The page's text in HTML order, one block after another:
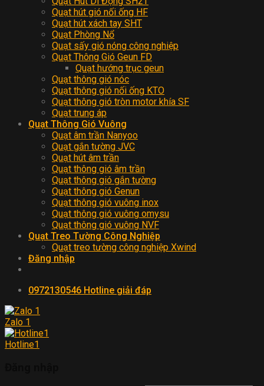
Quạt hút gió nối ống HF
Quạt hút xách tay SHT
Quạt Phòng Nổ
Quạt sấy gió nóng công nghiệp
Quạt Thông Gió Geun FD
Quạt hướng trục geun
Quạt thông gió nóc
Quạt thông gió nối ống KTO
Quạt thông gió tròn motor khía SF
Quạt trung áp
Quạt Thông Gió Vuông
Quạt âm trần Nanyoo
Quạt gắn tường JVC
Quạt hút âm trần
Quạt thông gió âm trần
Quạt thông gió gắn tường
Quạt thông gió Genun
Quạt thông gió vuông inox
Quạt thông gió vuông omysu
Quạt thông gió vuông NVF
Quạt Treo Tường Công Nghiệp
Quạt treo tường công nghiệp Xwind
Đăng nhập
0972130546 Hotline giải đáp
Zalo 1
Hotline1